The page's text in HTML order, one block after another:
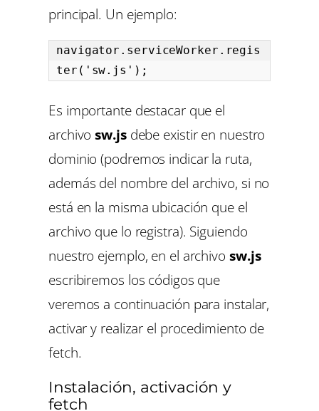
principal. Un ejemplo:
navigator.serviceWorker.regis
ter('sw.js');
Es importante destacar que el
archivosw.jsdebe existir en nuestro
dominio (podremos indicar la ruta,
además del nombre del archivo, si no
está en la misma ubicación que el
archivo que lo registra). Siguiendo
nuestro ejemplo, en el archivo sw.js
escribiremos los códigos que
veremos a continuación para instalar,
activar y realizar el procedimiento de
fetch.
Instalación, activación y
fetch